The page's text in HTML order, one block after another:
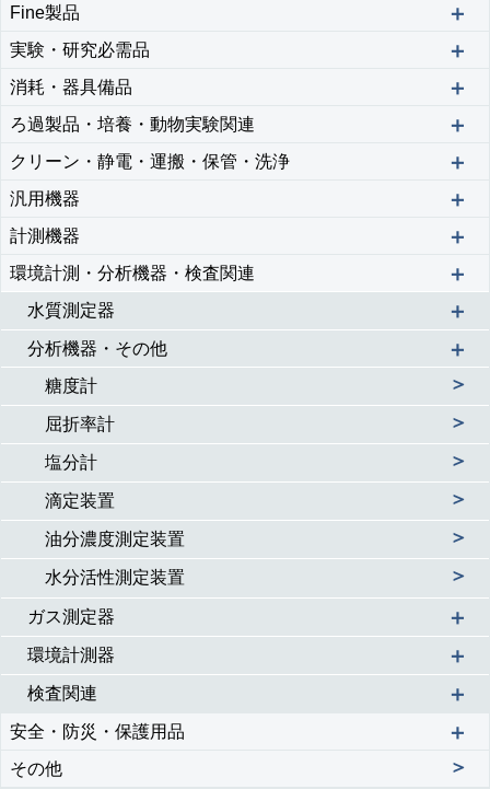
Fine製品
＋
実験・研究必需品 ＋
消耗・器具備品 ＋
ろ過製品・培養・動物実験関連 ＋
クリーン・静電・運搬・保管・洗浄 ＋
汎用機器 ＋
計測機器 ＋
環境計測・分析機器・検査関連 ＋
水質測定器 ＋
分析機器・その他 ＋
糖度計 ＞
屈折率計 ＞
塩分計 ＞
滴定装置 ＞
油分濃度測定装置 ＞
水分活性測定装置 ＞
ガス測定器 ＋
環境計測器 ＋
検査関連 ＋
安全・防災・保護用品 ＋
その他 ＞